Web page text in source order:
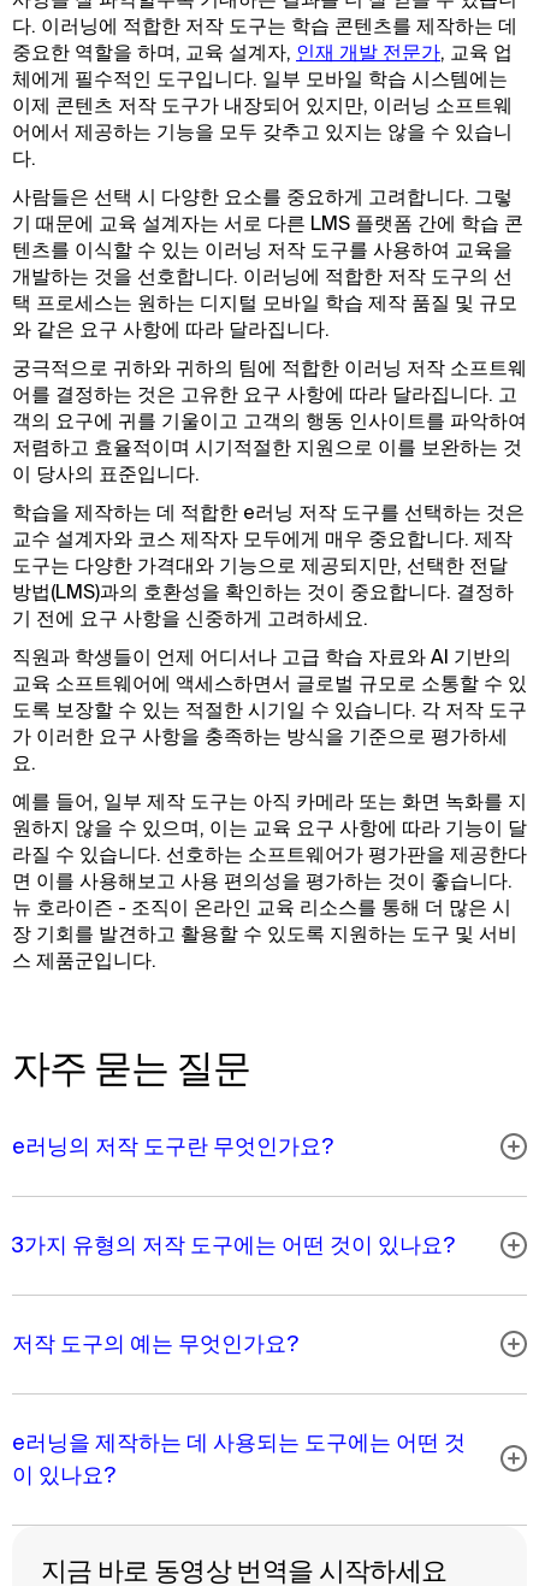
다. 이러닝에 적합한 저작 도구는 학습 콘텐츠를 제작하는 데
중요한 역할을 하며, 교육 설계자, 인재 개발 전문가, 교육 업
체에게 필수적인 도구입니다. 일부 모바일 학습 시스템에는
이제 콘텐츠 저작 도구가 내장되어 있지만, 이러닝 소프트웨
어에서 제공하는 기능을 모두 갖추고 있지는 않을 수 있습니
다.
사람들은 선택 시 다양한 요소를 중요하게 고려합니다. 그렇
기 때문에 교육 설계자는 서로 다른 LMS 플랫폼 간에 학습 콘
텐츠를 이식할 수 있는 이러닝 저작 도구를 사용하여 교육을
개발하는 것을 선호합니다. 이러닝에 적합한 저작 도구의 선
택 프로세스는 원하는 디지털 모바일 학습 제작 품질 및 규모
와 같은 요구 사항에 따라 달라집니다.
궁극적으로 귀하와 귀하의 팀에 적합한 이러닝 저작 소프트웨
어를 결정하는 것은 고유한 요구 사항에 따라 달라집니다. 고
객의 요구에 귀를 기울이고 고객의 행동 인사이트를 파악하여
저렴하고 효율적이며 시기적절한 지원으로 이를 보완하는 것
이 당사의 표준입니다.
학습을 제작하는 데 적합한 e러닝 저작 도구를 선택하는 것은
교수 설계자와 코스 제작자 모두에게 매우 중요합니다. 제작
도구는 다양한 가격대와 기능으로 제공되지만, 선택한 전달
방법(LMS)과의 호환성을 확인하는 것이 중요합니다. 결정하
기 전에 요구 사항을 신중하게 고려하세요.
직원과 학생들이 언제 어디서나 고급 학습 자료와 AI 기반의
교육 소프트웨어에 액세스하면서 글로벌 규모로 소통할 수 있
도록 보장할 수 있는 적절한 시기일 수 있습니다. 각 저작 도구
가 이러한 요구 사항을 충족하는 방식을 기준으로 평가하세
요.
예를 들어, 일부 제작 도구는 아직 카메라 또는 화면 녹화를 지
원하지 않을 수 있으며, 이는 교육 요구 사항에 따라 기능이 달
라질 수 있습니다. 선호하는 소프트웨어가 평가판을 제공한다
면 이를 사용해보고 사용 편의성을 평가하는 것이 좋습니다.
뉴 호라이즌 - 조직이 온라인 교육 리소스를 통해 더 많은 시
장 기회를 발견하고 활용할 수 있도록 지원하는 도구 및 서비
스 제품군입니다.
자주 묻는 질문
e러닝의 저작 도구란 무엇인가요?
3가지 유형의 저작 도구에는 어떤 것이 있나요?
저작 도구의 예는 무엇인가요?
e러닝을 제작하는 데 사용되는 도구에는 어떤 것
이 있나요?
지금 바로 동영상 번역을 시작하세요